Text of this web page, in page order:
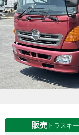
販売 トラスキー